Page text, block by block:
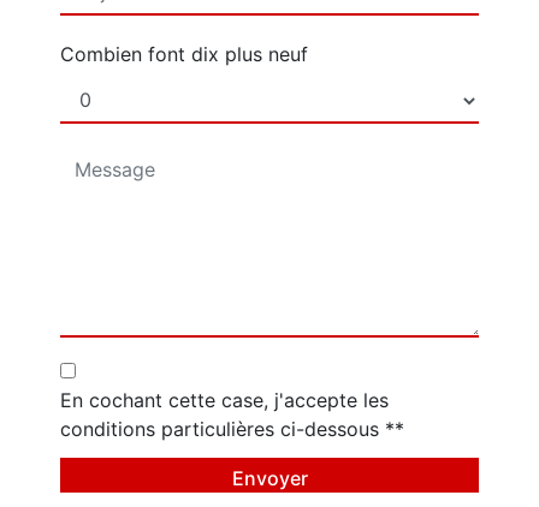
Combien font dix plus neuf
En cochant cette case, j'accepte les
conditions particulières ci-dessous **
Envoyer